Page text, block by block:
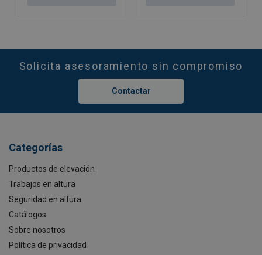
Solicita asesoramiento sin compromiso
Contactar
Categorías
Productos de elevación
Trabajos en altura
Seguridad en altura
Catálogos
Sobre nosotros
Política de privacidad